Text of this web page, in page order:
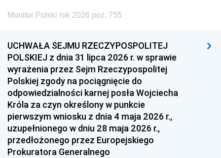
1996 1995 1994
1993 1992 1991
1990 1989
1987 1986 1985
1984 1983 1982
1981 1980 1979
1978 1977
Monitor Polski rok 2026 poz. 755
UCHWAŁA SEJMU RZECZYPOSPOLITEJ
POLSKIEJ z dnia 31 lipca 2026 r. w sprawie
wyrażenia przez Sejm Rzeczypospolitej
Polskiej zgody na pociągnięcie do
odpowiedzialności karnej posła Wojciecha
Króla za czyn określony w punkcie
pierwszym wniosku z dnia 4 maja 2026 r.,
uzupełnionego w dniu 28 maja 2026 r.,
przedłożonego przez Europejskiego
Prokuratora Generalnego